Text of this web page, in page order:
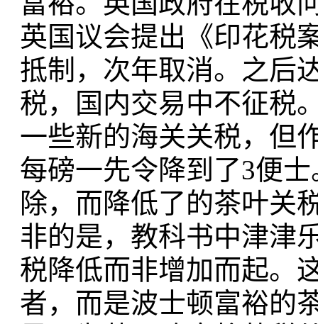
英国议会提出《印花税
抵制，次年取消。之后
税，国内交易中不征税
一些新的海关关税，但
每磅一先令降到了3便
除，而降低了的茶叶关
非的是，教科书中津津
税降低而非增加而起。
者，而是波士顿富裕的